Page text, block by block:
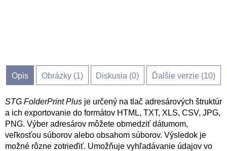
Opis Obrázky (1) Diskusia (0) Ďalšie verzie (10)
STG FolderPrint Plus je určený na tlač adresárových štruktúr
a ich exportovanie do formátov HTML, TXT, XLS, CSV, JPG,
PNG. Výber adresárov môžete obmedziť dátumom,
veľkosťou súborov alebo obsahom súborov. Výsledok je
možné rôzne zotrieďiť. Umožňuje vyhľadávanie údajov vo